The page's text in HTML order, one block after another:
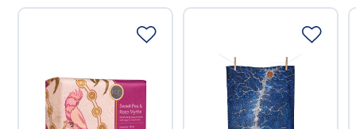
Verantwortliche Person in der EU
Choppy's Food & Non-Food GmbH